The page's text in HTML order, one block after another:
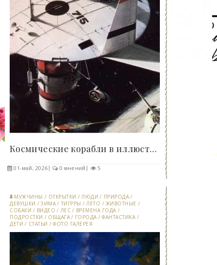
Космические корабли в иллюстрациях Джона Берки -..
01-май, 2026 0 мнений 5
МУЖЧИНЫ / ОТКРЫТКИ / ЛЮДИ / ПРИРОДА /
ДЕВУШКИ /ЗИМА / ТИГРРЫ / ЛЕТО / ЖИВОТНЫЕ /
СОБАКИ / ВИДЕО / ЛЕС / ВРЕМЕНА ГОДА /
ПОДРОСТКИ / ОБЩАГА / ГОРОДА /ФАНТАСТИКА /
ДЕТИ / СТАТЬИ /ФОТО ГАЛЕРЕЯ